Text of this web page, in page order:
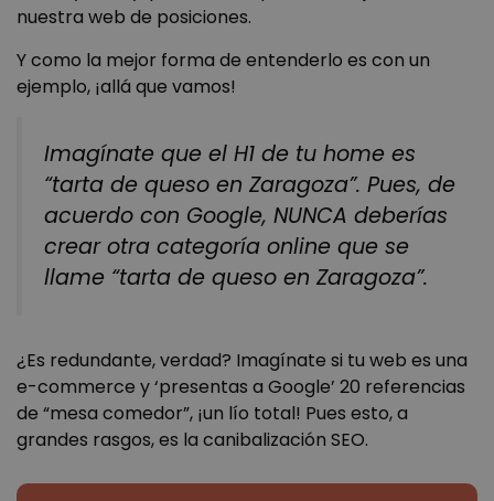
nuestra web de posiciones.
Y como la mejor forma de entenderlo es con un
ejemplo, ¡allá que vamos!
Imagínate que el H1 de tu home es
“tarta de queso en Zaragoza”. Pues, de
acuerdo con Google, NUNCA deberías
crear otra categoría online que se
llame “tarta de queso en Zaragoza”.
¿Es redundante, verdad? Imagínate si tu web es una
e-commerce y ‘presentas a Google’ 20 referencias
de “mesa comedor”, ¡un lío total! Pues esto, a
grandes rasgos, es la canibalización SEO.